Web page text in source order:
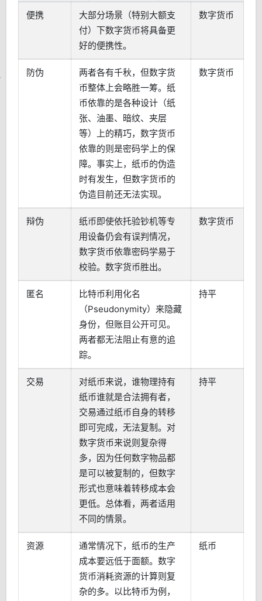
便携
大部分场景（特别大额支
付）下数字货币将具备更
好的便携性。
数字货币
防伪
两者各有千秋，但数字货
币整体上会略胜一筹。纸
币依靠的是各种设计（纸
张、油墨、暗纹、夹层
等）上的精巧，数字货币
依靠的则是密码学上的保
障。事实上，纸币的伪造
时有发生，但数字货币的
伪造目前还无法实现。
数字货币
辩伪
纸币即使依托验钞机等专
用设备仍会有误判情况，
数字货币依靠密码学易于
校验。数字货币胜出。
数字货币
匿名
比特币利用化名
（Pseudonymity）来隐藏
身份，但账目公开可见。
两者都无法阻止有意的追
踪。
持平
交易
对纸币来说，谁物理持有
纸币谁就是合法拥有者，
交易通过纸币自身的转移
即可完成，无法复制。对
数字货币来说则复杂得
多，因为任何数字物品都
是可以被复制的，但数字
形式也意味着转移成本会
更低。总体看，两者适用
不同的情景。
持平
资源
通常情况下，纸币的生产
成本要远低于面额。数字
货币消耗资源的计算则复
杂的多。以比特币为例，
纸币